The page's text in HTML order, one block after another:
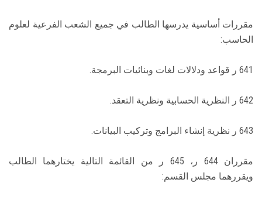
الأنظمة الذكية
مقررات أساسية يدرسها الطالب في جميع الشعب الفرعية لعلوم
الحاسب:
641 ر قواعد ودلالات لغات وبنائيات البرمجة.
642 ر النظرية الحسابية ونظرية التعقد.
643 ر نظرية إنشاء البرامج وتركيب البيانات.
مقرران 644 ر، 645 ر من القائمة التالية يختارهما الطالب
ويقررهما مجلس القسم: